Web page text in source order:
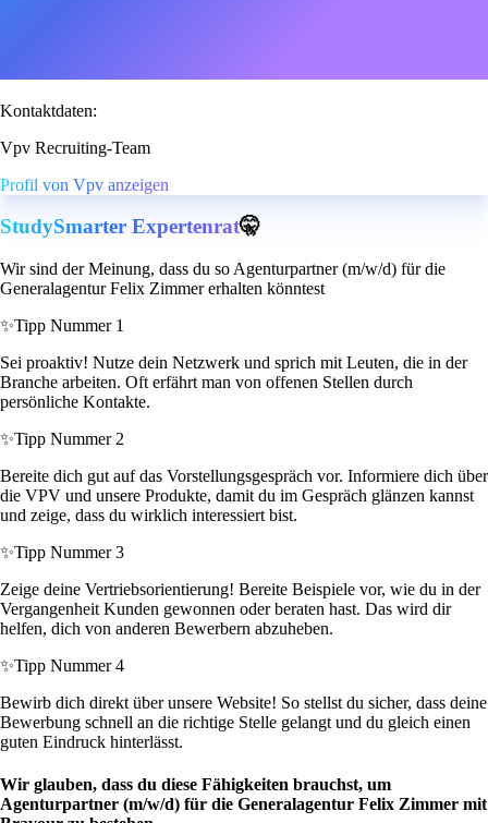
Kontaktdaten:
Vpv Recruiting-Team
Profil von Vpv anzeigen
StudySmarter Expertenrat🤫
Wir sind der Meinung, dass du so Agenturpartner (m/w/d) für die
Generalagentur Felix Zimmer erhalten könntest
✨Tipp Nummer 1
Sei proaktiv! Nutze dein Netzwerk und sprich mit Leuten, die in der
Branche arbeiten. Oft erfährt man von offenen Stellen durch
persönliche Kontakte.
✨Tipp Nummer 2
Bereite dich gut auf das Vorstellungsgespräch vor. Informiere dich über
die VPV und unsere Produkte, damit du im Gespräch glänzen kannst
und zeige, dass du wirklich interessiert bist.
✨Tipp Nummer 3
Zeige deine Vertriebsorientierung! Bereite Beispiele vor, wie du in der
Vergangenheit Kunden gewonnen oder beraten hast. Das wird dir
helfen, dich von anderen Bewerbern abzuheben.
✨Tipp Nummer 4
Bewirb dich direkt über unsere Website! So stellst du sicher, dass deine
Bewerbung schnell an die richtige Stelle gelangt und du gleich einen
guten Eindruck hinterlässt.
Wir glauben, dass du diese Fähigkeiten brauchst, um
Agenturpartner (m/w/d) für die Generalagentur Felix Zimmer mit